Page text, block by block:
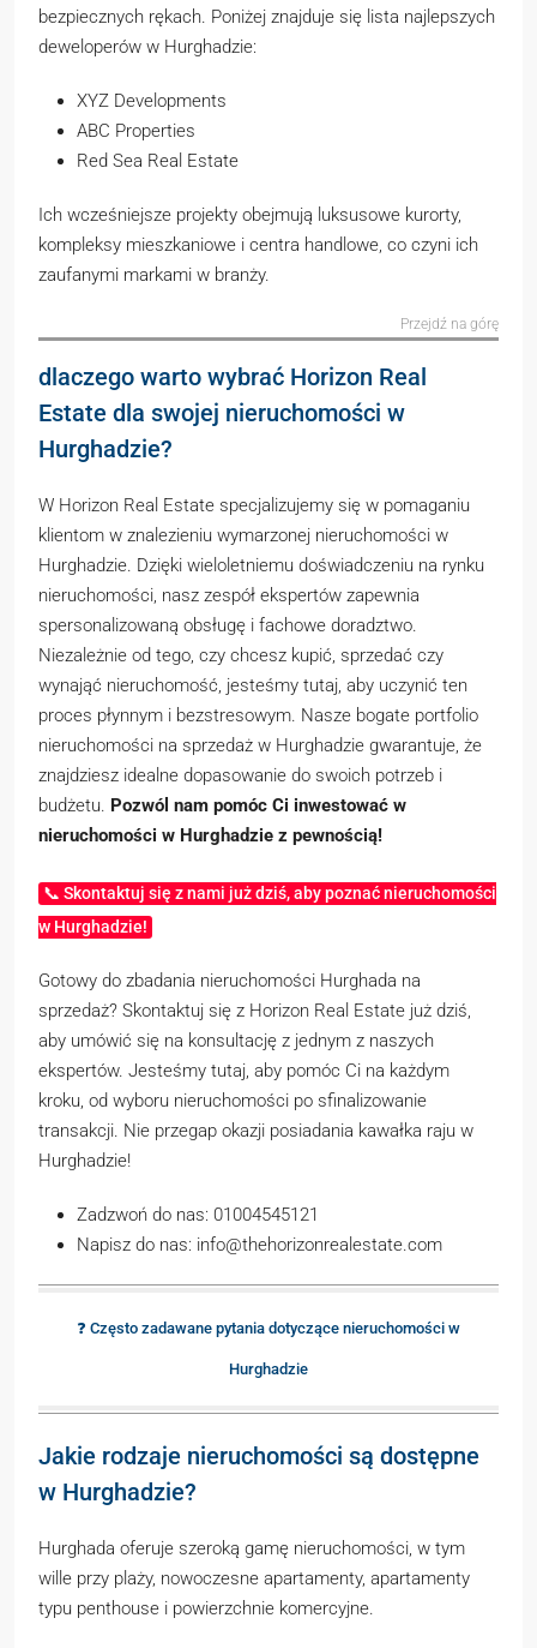
bezpiecznych rękach. Poniżej znajduje się lista najlepszych
deweloperów w Hurghadzie:
XYZ Developments
ABC Properties
Red Sea Real Estate
Ich wcześniejsze projekty obejmują luksusowe kurorty,
kompleksy mieszkaniowe i centra handlowe, co czyni ich
zaufanymi markami w branży.
Przejdź na górę
dlaczego warto wybrać Horizon Real
Estate dla swojej nieruchomości w
Hurghadzie?
W Horizon Real Estate specjalizujemy się w pomaganiu
klientom w znalezieniu wymarzonej nieruchomości w
Hurghadzie. Dzięki wieloletniemu doświadczeniu na rynku
nieruchomości, nasz zespół ekspertów zapewnia
spersonalizowaną obsługę i fachowe doradztwo.
Niezależnie od tego, czy chcesz kupić, sprzedać czy
wynająć nieruchomość, jesteśmy tutaj, aby uczynić ten
proces płynnym i bezstresowym. Nasze bogate portfolio
nieruchomości na sprzedaż w Hurghadzie gwarantuje, że
znajdziesz idealne dopasowanie do swoich potrzeb i
budżetu. Pozwól nam pomóc Ci inwestować w
nieruchomości w Hurghadzie z pewnością!
📞 Skontaktuj się z nami już dziś, aby poznać nieruchomości
w Hurghadzie!
Gotowy do zbadania nieruchomości Hurghada na
sprzedaż? Skontaktuj się z Horizon Real Estate już dziś,
aby umówić się na konsultację z jednym z naszych
ekspertów. Jesteśmy tutaj, aby pomóc Ci na każdym
kroku, od wyboru nieruchomości po sfinalizowanie
transakcji. Nie przegap okazji posiadania kawałka raju w
Hurghadzie!
Zadzwoń do nas: 01004545121
Napisz do nas: info@thehorizonrealestate.com
❓ Często zadawane pytania dotyczące nieruchomości w
Hurghadzie
Jakie rodzaje nieruchomości są dostępne
w Hurghadzie?
Hurghada oferuje szeroką gamę nieruchomości, w tym
wille przy plaży, nowoczesne apartamenty, apartamenty
typu penthouse i powierzchnie komercyjne.